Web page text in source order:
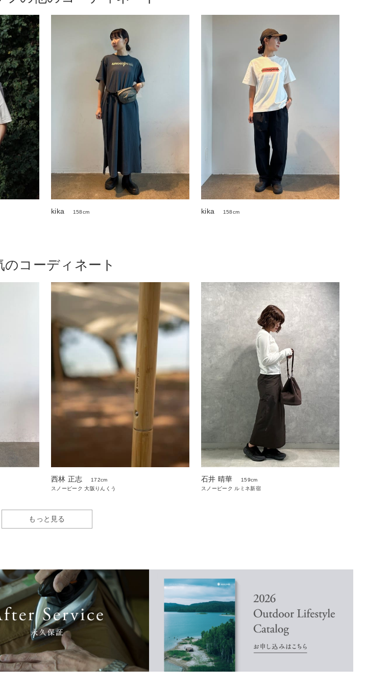
kika 158cm kika 158cm
のコーディネート
西林 正志
172cm
スノーピーク 大阪りんくう
石井 晴華
159cm
スノーピーク ルミネ新宿
もっと見る